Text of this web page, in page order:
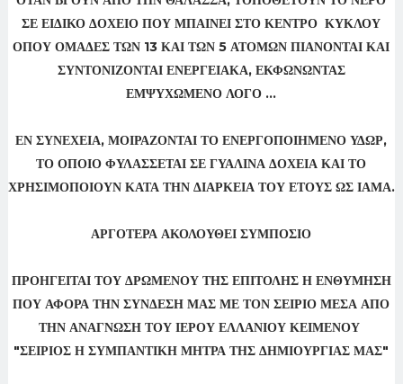
ΣΕ ΕΙΔΙΚΟ ΔΟΧΕΙΟ ΠΟΥ ΜΠΑΙΝΕΙ ΣΤΟ ΚΕΝΤΡΟ ΚΥΚΛΟΥ
ΟΠΟΥ ΟΜΑΔΕΣ ΤΩΝ 13 ΚΑΙ ΤΩΝ 5 ΑΤΟΜΩΝ ΠΙΑΝΟΝΤΑΙ ΚΑΙ
ΣΥΝΤΟΝΙΖΟΝΤΑΙ ΕΝΕΡΓΕΙΑΚΑ, ΕΚΦΩΝΩΝΤΑΣ
ΕΜΨΥΧΩΜΕΝΟ ΛΟΓΟ ...
ΕΝ ΣΥΝΕΧΕΙΑ, ΜΟΙΡΑΖΟΝΤΑΙ ΤΟ ΕΝΕΡΓΟΠΟΙΗΜΕΝΟ ΥΔΩΡ,
ΤΟ ΟΠΟΙΟ ΦΥΛΑΣΣΕΤΑΙ ΣΕ ΓΥΑΛΙΝΑ ΔΟΧΕΙΑ ΚΑΙ ΤΟ
ΧΡΗΣΙΜΟΠΟΙΟΥΝ ΚΑΤΑ ΤΗΝ ΔΙΑΡΚΕΙΑ ΤΟΥ ΕΤΟΥΣ ΩΣ ΙΑΜΑ.
ΑΡΓΟΤΕΡΑ ΑΚΟΛΟΥΘΕΙ ΣΥΜΠΟΣΙΟ
ΠΡΟΗΓΕΙΤΑΙ ΤΟΥ ΔΡΩΜΕΝΟΥ ΤΗΣ ΕΠΙΤΟΛΗΣ Η ΕΝΘΥΜΗΣΗ
ΠΟΥ ΑΦΟΡΑ ΤΗΝ ΣΥΝΔΕΣΗ ΜΑΣ ΜΕ ΤΟΝ ΣΕΙΡΙΟ ΜΕΣΑ ΑΠΟ
ΤΗΝ ΑΝΑΓΝΩΣΗ ΤΟΥ ΙΕΡΟΥ ΕΛΛΑΝΙΟΥ ΚΕΙΜΕΝΟΥ
"ΣΕΙΡΙΟΣ Η ΣΥΜΠΑΝΤΙΚΗ ΜΗΤΡΑ ΤΗΣ ΔΗΜΙΟΥΡΓΙΑΣ ΜΑΣ"